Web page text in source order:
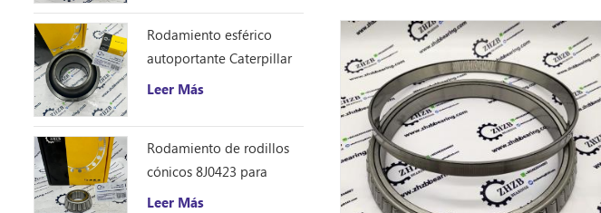
Rodamientos de bolas de contacto angular
de doble fila 0397802 BRR. Hitachi Piezas
CG15D, EG30, EX50UR, EX55UR, EX55UR-3,
EX58MU, HR750SM, HX120B, HX120B-2,
HX140B, HX140B-2, VR308, VR308-2,
VR408, VR408-2, ZR600TS, ZR800TS, ZX40U,
ZX40U-2, ZX40U-3, ZX40U-3U, ZX40U-5A,
ZX48U-3
Rodamiento esférico
autoportante Caterpillar
1401185
Leer Más
Rodamiento de rodillos
cónicos 8J0423 para
excavadora Caterpillar
Leer Más